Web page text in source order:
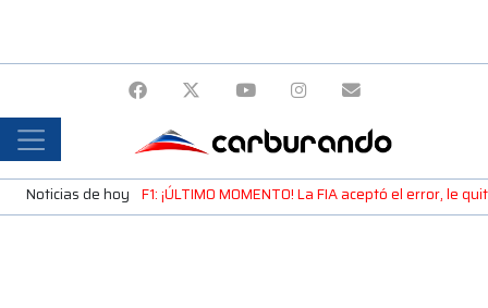
Noticias de hoy F1: ¡ÚLTIMO MOMENTO! La FIA aceptó el error, le